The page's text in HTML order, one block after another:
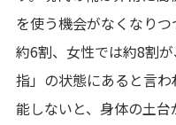
を使う機会がなくなり
約6割、女性では約8割
指」の状態にあると言
能しないと、身体の土